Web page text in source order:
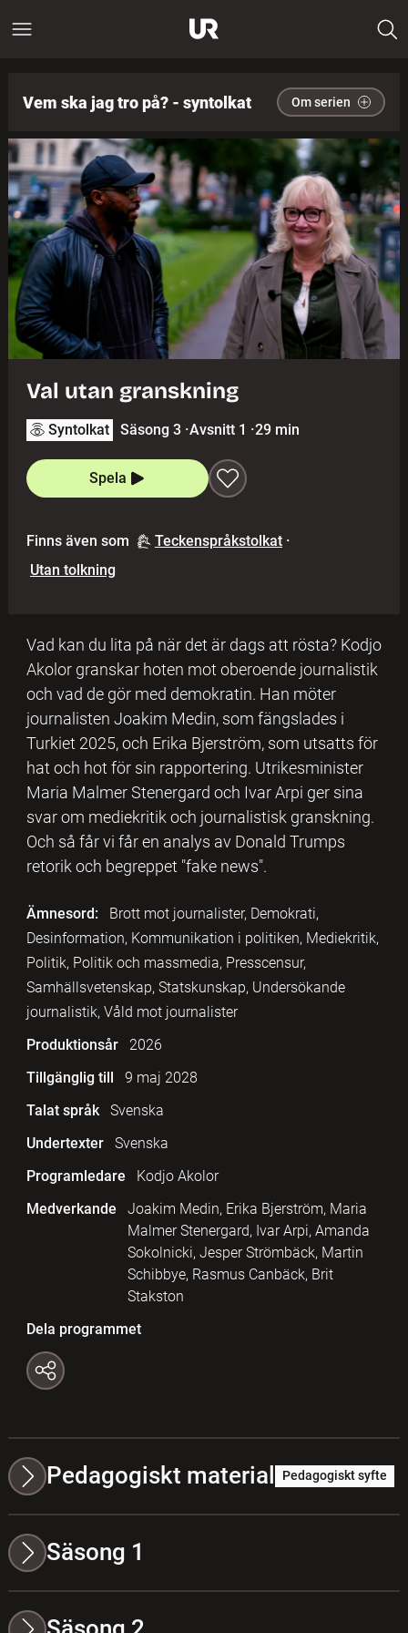
Vem ska jag tro på? - syntolkat Om serien
Val utan granskning
Syntolkat Säsong 3 ·Avsnitt 1 ·29 min
Spela
Finns även som Teckenspråkstolkat ·
Utan tolkning
Vad kan du lita på när det är dags att rösta? Kodjo
Akolor granskar hoten mot oberoende journalistik
och vad de gör med demokratin. Han möter
journalisten Joakim Medin, som fängslades i
Turkiet 2025, och Erika Bjerström, som utsatts för
hat och hot för sin rapportering. Utrikesminister
Maria Malmer Stenergard och Ivar Arpi ger sina
svar om mediekritik och journalistisk granskning.
Och så får vi får en analys av Donald Trumps
retorik och begreppet "fake news".
Ämnesord:
Brott mot journalister, Demokrati,
Desinformation, Kommunikation i politiken, Mediekritik,
Politik, Politik och massmedia, Presscensur,
Samhällsvetenskap, Statskunskap, Undersökande
journalistik, Våld mot journalister
Produktionsår
2026
Tillgänglig till
9 maj 2028
Talat språk
Svenska
Undertexter
Svenska
Programledare
Kodjo Akolor
Medverkande
Joakim Medin, Erika Bjerström, Maria
Malmer Stenergard, Ivar Arpi, Amanda
Sokolnicki, Jesper Strömbäck, Martin
Schibbye, Rasmus Canbäck, Brit
Stakston
Dela programmet
Pedagogiskt material Pedagogiskt syfte
Säsong 1